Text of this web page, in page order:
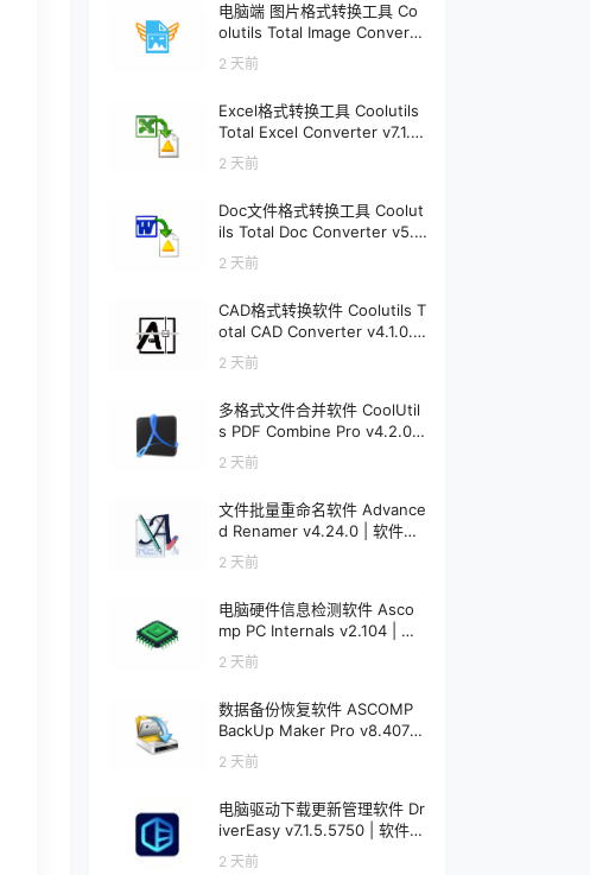
电脑端 图片格式转换工具 Co
olutils Total Image Converte
r v8.5.0.333 | 软件个锤子 | R
2496
2 天前
Excel格式转换工具 Coolutils
Total Excel Converter v7.1.0.
148 | 软件个锤子 | R2475
2 天前
Doc文件格式转换工具 Coolut
ils Total Doc Converter v5.1.
0.413 | 软件个锤子 | R2306
2 天前
CAD格式转换软件 Coolutils T
otal CAD Converter v4.1.0.2
49 | 软件个锤子 | R1900
2 天前
多格式文件合并软件 CoolUtil
s PDF Combine Pro v4.2.0.1
92 | 软件个锤子 | R5037
2 天前
文件批量重命名软件 Advance
d Renamer v4.24.0 | 软件个
锤子 | R1845
2 天前
电脑硬件信息检测软件 Asco
mp PC Internals v2.104 | 软
件个锤子 | R4578
2 天前
数据备份恢复软件 ASCOMP
BackUp Maker Pro v8.407 |
软件个锤子 | R4577
2 天前
电脑驱动下载更新管理软件 Dr
iverEasy v7.1.5.5750 | 软件个
锤子 | R1521
2 天前